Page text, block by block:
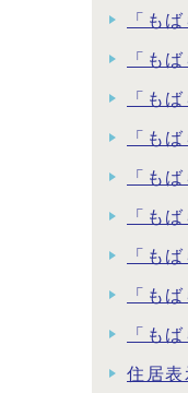
「も
「も
「も
「も
「も
「も
「も
「も
「も
住居表